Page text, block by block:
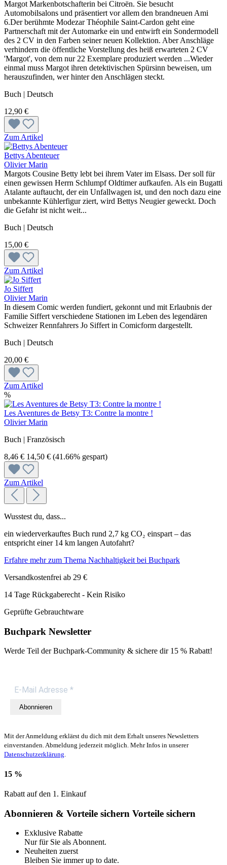
Margot Markenbotschafterin bei Citroën. Sie besucht
Automobilsalons und präsentiert vor allem den brandneuen Ami
6.Der berühmte Modezar Théophile Saint-Cardon geht eine
Partnerschaft mit der Automarke ein und entwirft ein Sondermodell
des 2 CV in den Farben seiner neuen Kollektion. Aber Anschläge
verhindern die öffentliche Vorstellung des heiß erwarteten 2 CV
'Margot', von dem nur 22 Exemplare produziert werden ...Wieder
einmal muss Margot ihren detektivischen Spürsinn beweisen, um
herauszufinden, wer hinter den Anschlägen steckt.
Buch | Deutsch
12,90 €
Zum Artikel
Bettys Abenteuer
Olivier Marin
Margots Cousine Betty lebt bei ihrem Vater im Elsass. Der soll für
einen gewissen Herrn Schlumpf Oldtimer aufkaufen. Als ein Bugatti
Atalante auftaucht, der ein Unfallwagen ist, und den noch dazu eine
unbekannte Kühlerfigur ziert, wird Bettys Neugier geweckt. Doch
die Gefahr ist nicht weit...
Buch | Deutsch
15,00 €
Zum Artikel
Jo Siffert
Olivier Marin
In diesem Comic werden fundiert, gekonnt und mit Erlaubnis der
Familie Siffert verschiedene Stationen im Leben des legendären
Schweizer Rennfahrers Jo Siffert in Comicform dargestellt.
Buch | Deutsch
20,00 €
Zum Artikel
%
Les Aventures de Betsy T3: Contre la montre !
Olivier Marin
Buch | Französisch
8,46 € 14,50 € (41.66% gespart)
Zum Artikel
Wusstest du, dass...
ein wiederverkauftes Buch rund 2,7 kg CO₂ einspart – das
entspricht einer 14 km langen Autofahrt?
Erfahre mehr zum Thema Nachhaltigkeit bei Buchpark
Versandkostenfrei ab 29 €
14 Tage Rückgaberecht - Kein Risiko
Geprüfte Gebrauchtware
Buchpark Newsletter
Werde Teil der Buchpark-Community & sichere dir 15 % Rabatt!
Abonnieren
Mit der Anmeldung erklärst du dich mit dem Erhalt unseres Newsletters
einverstanden. Abmeldung jederzeit möglich. Mehr Infos in unserer
Datenschutzerklärung.
15 %
Rabatt auf den 1. Einkauf
Abonnieren & Vorteile sichern Vorteile sichern
Exklusive Rabatte
Nur für Sie als Abonnent.
Neuheiten zuerst
Bleiben Sie immer up to date.